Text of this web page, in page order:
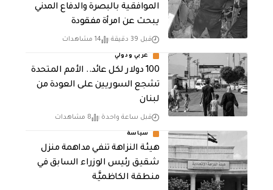
الموافقية بالبصرة والدفاع المدني
يبحث عن امرأة مفقودة
قبل 39 دقيقة 14 مشاهدات
عربي ودولي
100 دولار لكل عائد.. الأمم المتحدة
تشجع السوريين على العودة من
لبنان
قبل ساعة واحدة 8 مشاهدات
سياسة
هيئة النزاهة تنفي مداهمة منزل
شقيق رئيس الوزراء السابق في
منطقة الكاظميَّة